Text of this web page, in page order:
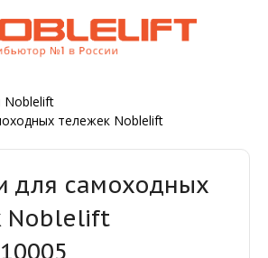
Noblelift
тележек Noblelift
для самоходных
Noblelift